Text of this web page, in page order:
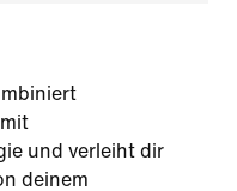
und verleiht dir
deinem